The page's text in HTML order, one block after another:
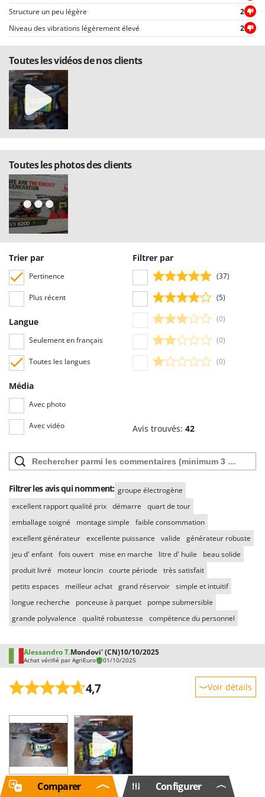
Structure un peu légère
2
Niveau des vibrations légèrement élevé
2
Toutes les vidéos de nos clients
Toutes les photos des clients
Trier par
Pertinence
Plus récent
Langue
Seulement en français
Toutes les langues
Média
Avec photo
Avec vidéo
Filtrer par
(37)
(5)
(0)
(0)
(0)
Avis trouvés: 42
Filtrer les avis qui nomment: groupe électrogène
excellent rapport qualité prix démarre
quart de tour
emballage soigné
montage simple
faible consommation
excellent générateur excellente puissance valide
générateur robuste
jeu d' enfant fois ouvert mise en marche litre d' huile
beau solide
produit livré
moteur loncin courte période
très satisfait
petits espaces
meilleur achat grand réservoir simple et intuitif
longue recherche
ponceuse à parquet
pompe submersible
grande polyvalence
qualité robustesse compétence du personnel
Alessandro T.Mondovi' (CN)10/10/2025
Achat vérifié par AgriEuro 01/10/2025
4,7 Voir détails
Prestations
Facilité d'utilisation
Qualité / Prix
Facilité de montage
Emballage
Voir l'original Configurer
Comparer